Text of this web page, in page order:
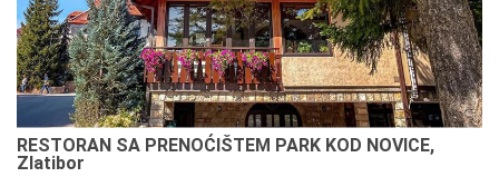
RESTORAN SA PRENOĆIŠTEM PARK KOD NOVICE,
Zlatibor